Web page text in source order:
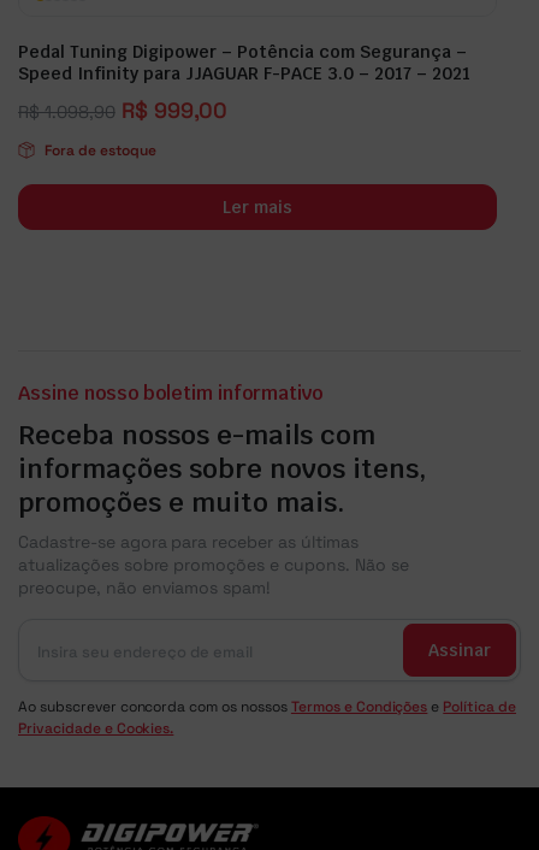
Pedal Tuning Digipower – Potência com Segurança –
Speed Infinity para JJAGUAR F-PACE 3.0 – 2017 – 2021
R$1.098,90 R$ 999,00
Fora de estoque
Ler mais
Assine nosso boletim informativo
Receba nossos e-mails com
informações sobre novos itens,
promoções e muito mais.
Cadastre-se agora para receber as últimas
atualizações sobre promoções e cupons. Não se
preocupe, não enviamos spam!
Assinar
Ao subscrever concorda com os nossosTermos e Condições e Política de
Privacidade e Cookies.